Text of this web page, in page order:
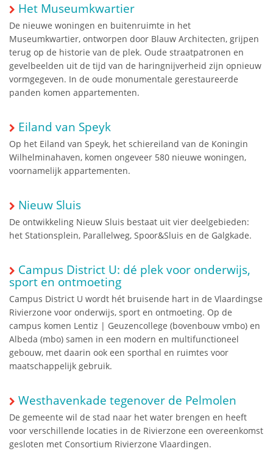
Het Museumkwartier
De nieuwe woningen en buitenruimte in het
Museumkwartier, ontworpen door Blauw Architecten, grijpen
terug op de historie van de plek. Oude straatpatronen en
gevelbeelden uit de tijd van de haringnijverheid zijn opnieuw
vormgegeven. In de oude monumentale gerestaureerde
panden komen appartementen.
Eiland van Speyk
Op het Eiland van Speyk, het schiereiland van de Koningin
Wilhelminahaven, komen ongeveer 580 nieuwe woningen,
voornamelijk appartementen.
Nieuw Sluis
De ontwikkeling Nieuw Sluis bestaat uit vier deelgebieden:
het Stationsplein, Parallelweg, Spoor&Sluis en de Galgkade.
Campus District U: dé plek voor onderwijs,
sport en ontmoeting
Campus District U wordt hét bruisende hart in de Vlaardingse
Rivierzone voor onderwijs, sport en ontmoeting. Op de
campus komen Lentiz | Geuzencollege (bovenbouw vmbo) en
Albeda (mbo) samen in een modern en multifunctioneel
gebouw, met daarin ook een sporthal en ruimtes voor
maatschappelijk gebruik.
Westhavenkade tegenover de Pelmolen
De gemeente wil de stad naar het water brengen en heeft
voor verschillende locaties in de Rivierzone een overeenkomst
gesloten met Consortium Rivierzone Vlaardingen.